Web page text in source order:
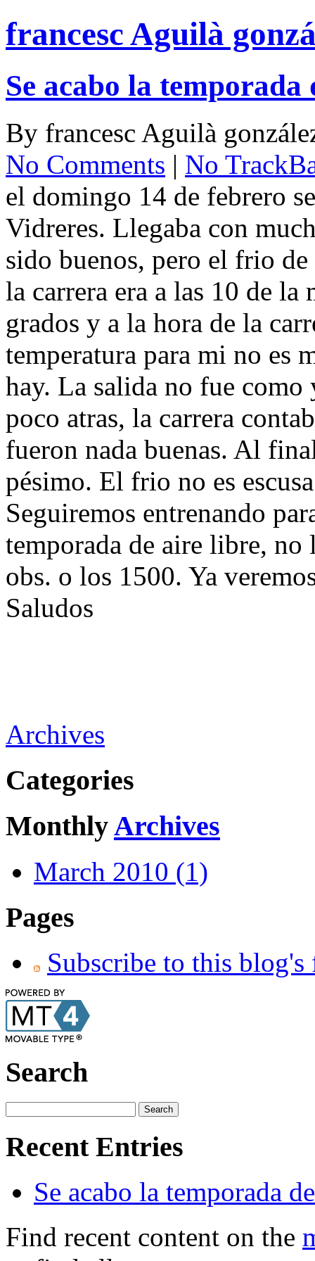
francesc Aguilà
Se acabo la temporada
By francesc Aguilà
No Comments | No
el domingo 14 de febrero
Vidreres. Llegaba con
sido buenos, pero el frio
la carrera era a las 10 de la
grados y a la hora de la
temperatura para mi no es
hay. La salida no fue como
poco atras, la carrera
fueron nada buenas. Al
pésimo. El frio no es
Seguiremos entrenando
temporada de aire libre,
obs. o los 1500. Ya
Saludos
Archives
Categories
MonthlyArchives
March 2010 (1)
Pages
Subscribe to this blog's
Search
Recent Entries
Se acabo la temporada
Find recent content on the